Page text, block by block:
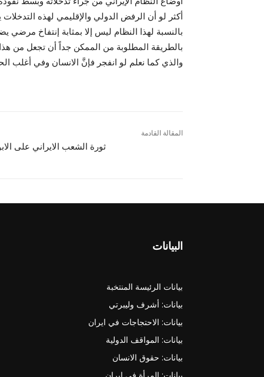
أكثر لو أن الرفض الدولي والإقليمي لهذه
بالنسبة لهذا النظام ليس إلا بمثابة إنتفاخ
بالطريقة المطلوبة من الممکن جداً أن تجعل من هذا
والذي کما نعلم لو انفجر فإنَّ الانسان وفي أغلب
المقالة القادمة
ثورة الشعب الايراني على
البيانات
بيانات الرئيسة المنتخبة
بيانات: أشرف وليبرتي
بيانات: الاحتجاجات في ايران
بيانات: المواقف الدولية
بيانات: حقوق الانسان